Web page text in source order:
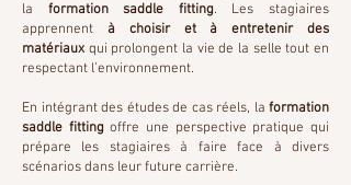
la formation saddle fitting. Les stagiaires
apprennent à choisir et à entretenir des
matériaux qui prolongent la vie de la selle tout en
respectant l’environnement.
En intégrant des études de cas réels, la formation
saddle fittingoffre une perspective pratique qui
prépare les stagiaires à faire face à divers
scénarios dans leur future carrière.